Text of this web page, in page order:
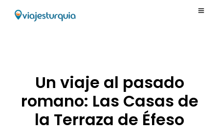
Un viaje al pasado
romano: Las Casas de
la Terraza de Éfeso